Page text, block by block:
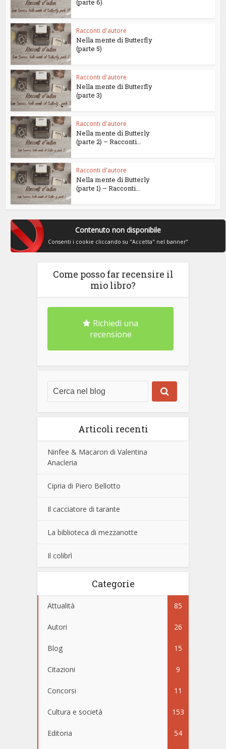
Racconti d'autore
Nella mente di Butterfly
(parte 5)
Racconti d'autore
Nella mente di Butterfly
(parte 3)
Racconti d'autore
Nella mente di Butterly
(parte 2) – Racconti...
Racconti d'autore
Nella mente di Butterly
(parte 1) – Racconti...
Contenuto non disponibile
Consenti i cookie cliccando su "Accetta" nel banner"
Come posso far recensire il
mio libro?
Richiedi una
recensione
Articoli recenti
Ninfee & Macaron di Valentina
Anacleria
Cipria di Piero Bellotto
Il cacciatore di tarante
La biblioteca di mezzanotte
Il colibrì
Categorie
Attualità 85
Autori 26
Blog 15
Citazioni 9
Concorsi 11
Cultura e società 153
Editoria 54